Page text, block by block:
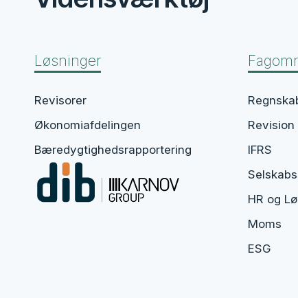
Løsninger
Revisorer
Økonomiafdelingen​
Bæredygtighedsrapportering​
Revision
IFRS
HR og
Moms
ESG